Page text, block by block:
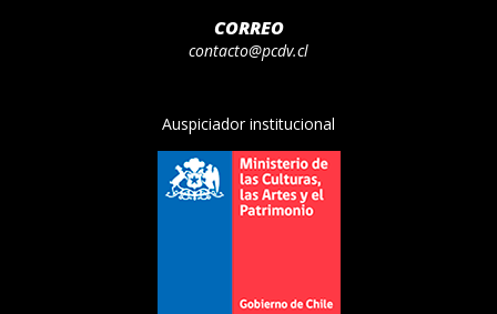
CORREO
contacto@pcdv.cl
Auspiciador institucional